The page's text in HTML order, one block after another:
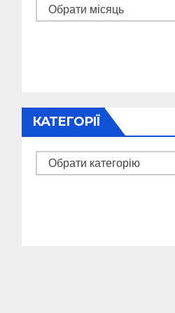
Архіви
КАТЕГОРІЇ
Категорії